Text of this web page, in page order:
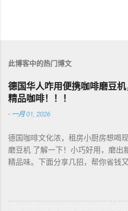
此博客中的热门博文
德国华人咋用便携咖啡磨豆
精品咖啡！！！
- 一月 01, 2026
德国咖啡文化浓，租房小厨房想喝
磨豆机 了解一下！小巧好用，磨出
精品味。下面分享几招，帮你省钱
挑磨豆机看磨芯，陶瓷的耐用不发